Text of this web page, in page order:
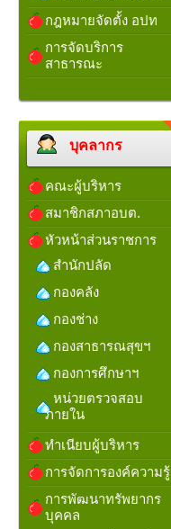
กฎหมายจัดตั้ง อปท
การจัดบริการ
สาธารณะ
บุคลากร
คณะผู้บริหาร
สมาชิกสภาอบต.
หัวหน้าส่วนราชการ
สำนักปลัด
กองคลัง
กองช่าง
กองสาธารณสุขฯ
กองการศึกษาฯ
หน่วยตรวจสอบ
ภายใน
ทำเนียบผู้บริหาร
การจัดการองค์ความรู้
การพัฒนาทรัพยากร
บุคคล